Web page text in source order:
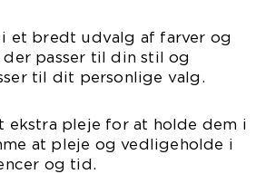
i et bredt udvalg af farver og
passer til din stil og
til dit personlige valg.
pleje for at holde dem i
at pleje og vedligeholde i
og tid.